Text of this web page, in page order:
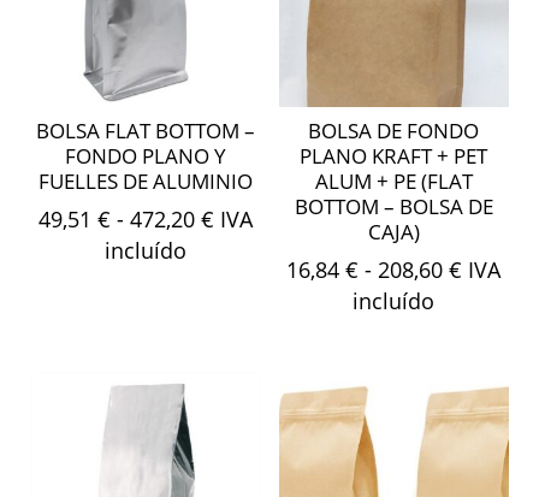
BOLSA FLAT BOTTOM –
FONDO PLANO Y
FUELLES DE ALUMINIO
49,51 € - 472,20 €Rango
precios:
472,20 €
IVA
incluído
BOLSA DE FONDO
PLANO KRAFT + PET
ALUM + PE (FLAT
BOTTOM – BOLSA DE
CAJA)
16,84€ - 208,60€ Rango
16,84 €
hasta
208,60
IVA
incluído